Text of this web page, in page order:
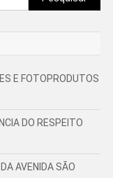
por:
E FOTOPRODUTOS
DO RESPEITO
AVENIDA SÃO